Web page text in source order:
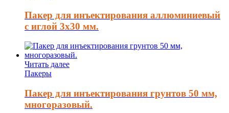
Пакер для инъектирования аллюминиевый
с иглой 3х30 мм.
Читать далее
Пакеры
Пакер для инъектирования грунтов 50 мм,
многоразовый.